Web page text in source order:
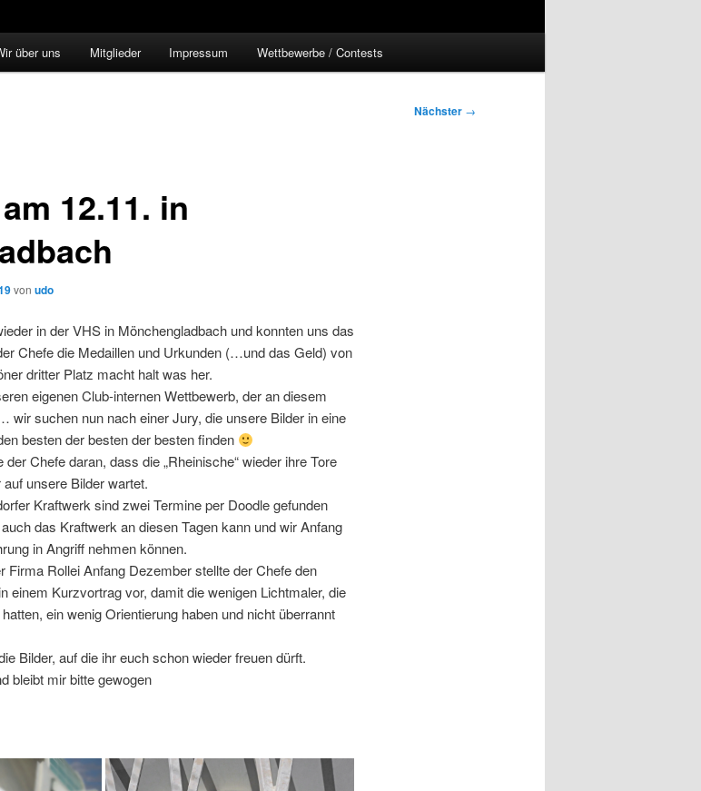
über uns Mitglieder Impressum Wettbewerbe / Contests
Nächster →
12.11. in
von udo
in der VHS in Mönchengladbach und konnten uns das
Chefe die Medaillen und Urkunden (…und das Geld) von
dritter Platz macht halt was her.
eigenen Club-internen Wettbewerb, der an diesem
wir suchen nun nach einer Jury, die unsere Bilder in eine
besten der besten der besten finden
Chefe daran, dass die „Rheinische“ wieder ihre Tore
unsere Bilder wartet.
Kraftwerk sind zwei Termine per Doodle gefunden
das Kraftwerk an diesen Tagen kann und wir Anfang
in Angriff nehmen können.
Firma Rollei Anfang Dezember stellte der Chefe den
einem Kurzvortrag vor, damit die wenigen Lichtmaler, die
ein wenig Orientierung haben und nicht überrannt
Bilder, auf die ihr euch schon wieder freuen dürft.
bleibt mir bitte gewogen